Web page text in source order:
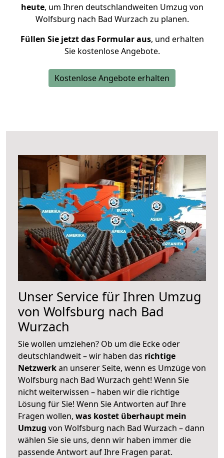
heute, um Ihren deutschlandweiten Umzug von
Wolfsburg nach Bad Wurzach zu planen.
Füllen Sie jetzt das Formular aus, und erhalten
Sie kostenlose Angebote.
Kostenlose Angebote erhalten
Unser Service für Ihren Umzug
von Wolfsburg nach Bad
Wurzach
Sie wollen umziehen? Ob um die Ecke oder
deutschlandweit – wir haben das richtige
Netzwerkan unserer Seite, wenn es Umzüge von
Wolfsburg nach Bad Wurzach geht! Wenn Sie
nicht weiterwissen – haben wir die richtige
Lösung für Sie! Wenn Sie Antworten auf Ihre
Fragen wollen, was kostet überhaupt mein
Umzug von Wolfsburg nach Bad Wurzach – dann
wählen Sie sie uns, denn wir haben immer die
passende Antwort auf Ihre Fragen parat.